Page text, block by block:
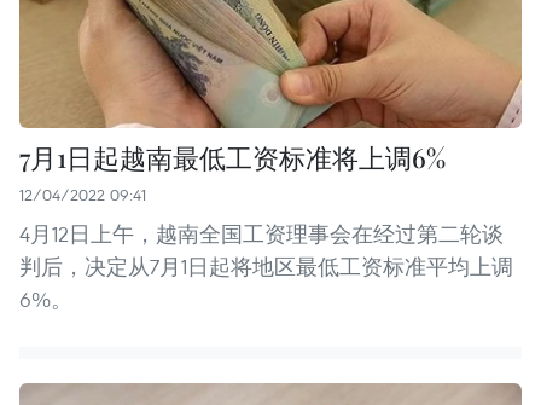
7月1日起越南最低工资标准将上调6%
12/04/2022 09:41
4月12日上午，越南全国工资理事会在经过第二轮谈
判后，决定从7月1日起将地区最低工资标准平均上调
6%。